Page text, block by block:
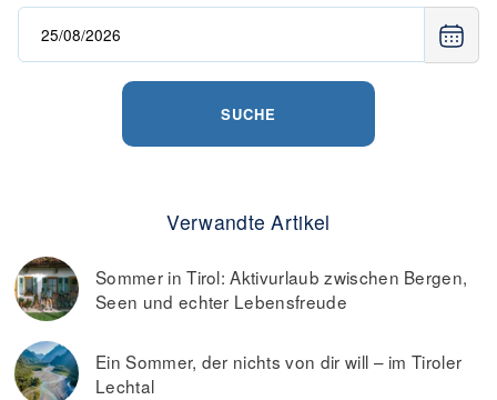
SUCHE
Verwandte Artikel
Sommer in Tirol: Aktivurlaub zwischen Bergen,
Seen und echter Lebensfreude
Ein Sommer, der nichts von dir will – im Tiroler
Lechtal